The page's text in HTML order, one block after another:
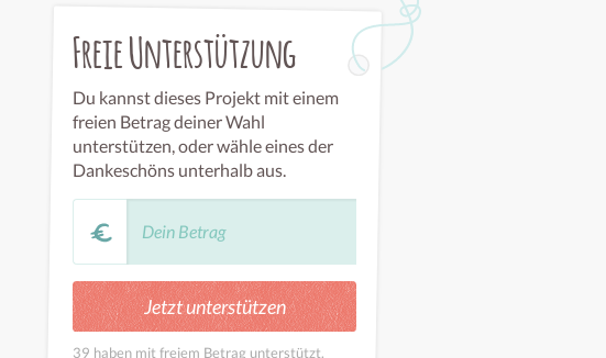
Freie Unterstützung
Du kannst dieses Projekt mit einem
freien Betrag deiner Wahl
unterstützen, oder wähle eines der
Dankeschöns unterhalb aus.
39 haben mit freiem Betrag unterstützt.